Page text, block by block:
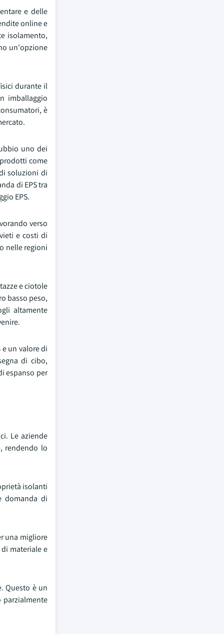
e delle
online e
isolamento,
un'opzione
durante il
imballaggio
è
uno dei
come
soluzioni di
di EPS tra
EPS.
verso
e costi di
nelle regioni
e ciotole
basso peso,
altamente
un valore di
di cibo,
espanso per
Le aziende
rendendo lo
isolanti
domanda di
una migliore
materiale e
Questo è un